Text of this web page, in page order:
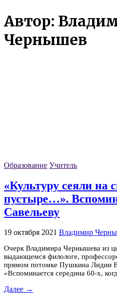
Автор:
Чернышев
Образование Учитель
«Культуру сеяли на
пустыре…».
Савельеву
19 октября 2021 Владимир
Очерк Владимира Чернышева из
выдающемся филологе,
прямом потомке Пушкина Лидии
«Вспоминается середина 60-х,
Далее →